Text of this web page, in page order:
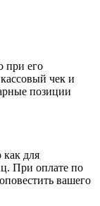
при его
чек и
позиции
для
При оплате по
вашего